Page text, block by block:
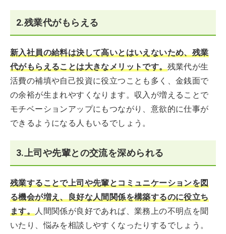
2.残業代がもらえる
新入社員の給料は決して高いとはいえないため、残業
代がもらえることは大きなメリットです。残業代が生
活費の補填や自己投資に役立つことも多く、金銭面で
の余裕が生まれやすくなります。収入が増えることで
モチベーションアップにもつながり、意欲的に仕事が
できるようになる人もいるでしょう。
3.上司や先輩との交流を深められる
残業することで上司や先輩とコミュニケーションを図
る機会が増え、良好な人間関係を構築するのに役立ち
ます。人間関係が良好であれば、業務上の不明点を聞
いたり、悩みを相談しやすくなったりするでしょう。